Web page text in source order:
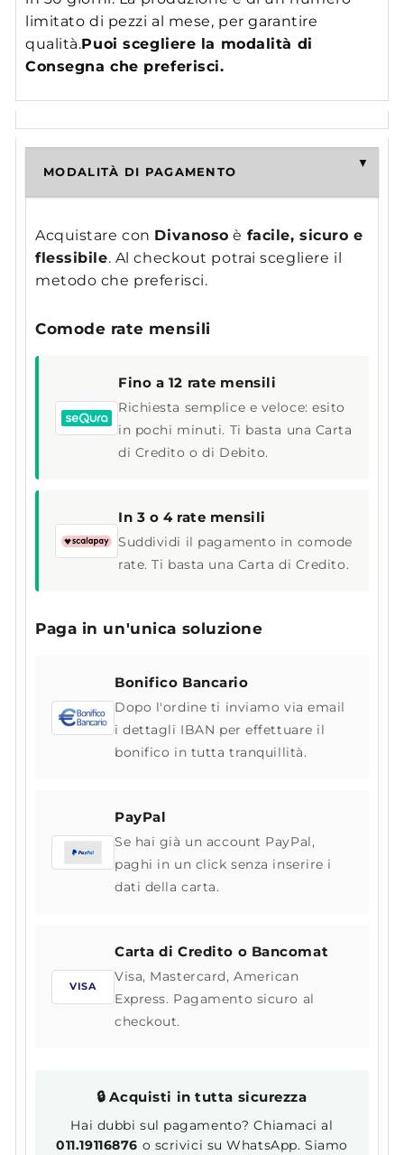
limitato di pezzi al mese, per garantire
qualità.Puoi scegliere la modalità di
Consegna che preferisci.
MODALITÀ DI PAGAMENTO
Acquistare con Divanoso è facile, sicuro e
flessibile. Al checkout potrai scegliere il
metodo che preferisci.
Comode rate mensili
Fino a 12 rate mensili
Richiesta semplice e veloce: esito
in pochi minuti. Ti basta una Carta
di Credito o di Debito.
In 3 o 4 rate mensili
Suddividi il pagamento in comode
rate. Ti basta una Carta di Credito.
Paga in un'unica soluzione
Bonifico Bancario
Dopo l'ordine ti inviamo via email
i dettagli IBAN per effettuare il
bonifico in tutta tranquillità.
PayPal
Se hai già un account PayPal,
paghi in un click senza inserire i
dati della carta.
VISA
Carta di Credito o Bancomat
Visa, Mastercard, American
Express. Pagamento sicuro al
checkout.
🔒 Acquisti in tutta sicurezza
Hai dubbi sul pagamento? Chiamaci al
011.19116876 o scrivici su WhatsApp. Siamo